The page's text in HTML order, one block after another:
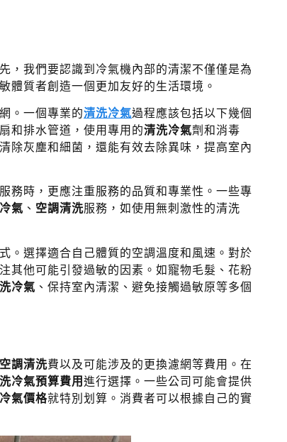
，我們要認識到冷氣機內部的清潔不僅僅是為
體質者創造一個更加友好的生活環境。
。一個專業的清洗冷氣過程應該包括以下幾個
和排水管道，使用專用的清洗冷氣劑和消毒
除灰塵和細菌，還能有效去除異味，提高室內
服務時，更應注重服務的品質和專業性。一些專
氣 、 空調清洗服務，如使用無刺激性的清洗
。選擇適合自己體質的空調溫度和風速。對於
其他可能引發過敏的因素。如寵物毛髮、花粉
冷氣 、保持室內清潔、避免接觸過敏原等多個
空調清洗費以及可能涉及的更換濾網等費用。在
冷氣預算費用 進行選擇。一些公司可能會提供
氣價格就特別划算。消費者可以根據自己的實